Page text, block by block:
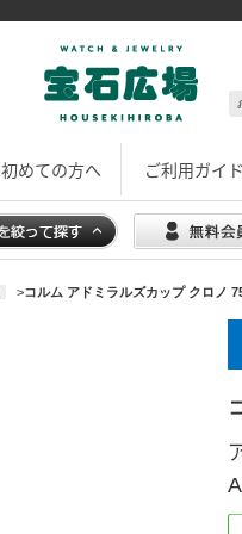
初めての方へ ご利用ガイド
>コルム アドミラルズカップ クロノ